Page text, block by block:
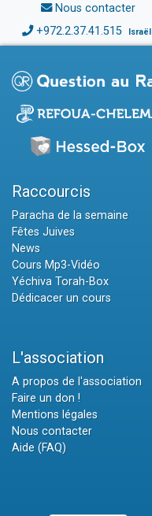
Nous contacter
+972.2.37.41.515 Israël
Raccourcis
Paracha de la semaine
Fêtes Juives
News
Cours Mp3-Vidéo
Yéchiva Torah-Box
Dédicacer un cours
L'association
A propos de l'association
Faire un don !
Mentions légales
Nous contacter
Aide (FAQ)